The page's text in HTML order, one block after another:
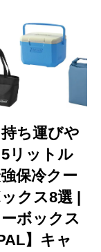
ち運びや
リットル
保冷クー
クス8選 |
ボックス
】キャ